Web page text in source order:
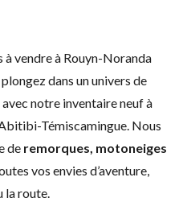
à vendre à Rouyn-Noranda
plongez dans un univers de
avec notre inventaire neuf à
Témiscamingue. Nous
de remorques, motoneiges
vos envies d’aventure,
la route.